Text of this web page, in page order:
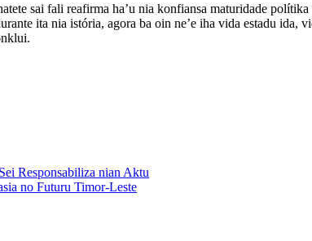
sai fali reafirma ha’u nia konfiansa maturidade
ita nia istória, agora ba oin ne’e iha vida estadu
Responsabiliza nian Aktu
no Futuru Timor-Leste